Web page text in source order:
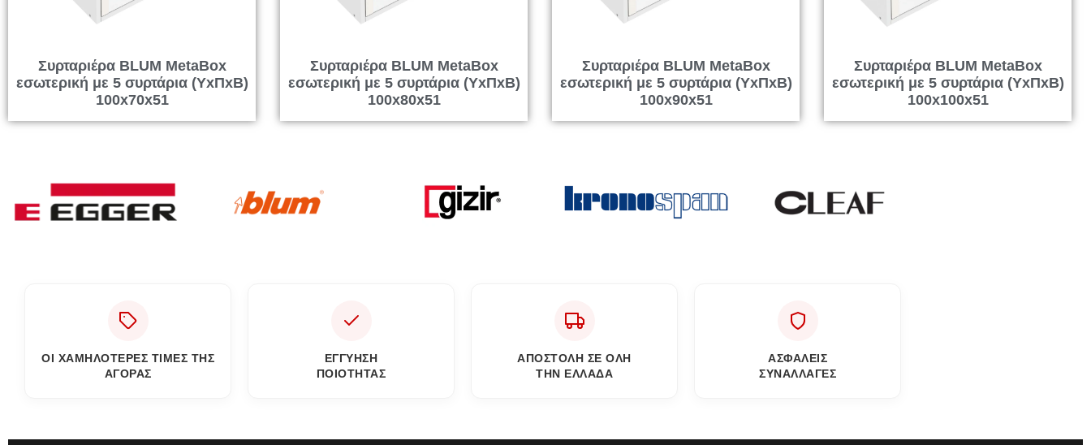
Συρταριέρα BLUM MetaBox
εσωτερική με 5 συρτάρια (ΥxΠxΒ)
100x70x51
Συρταριέρα BLUM MetaBox
εσωτερική με 5 συρτάρια (ΥxΠxΒ)
100x80x51
Συρταριέρα BLUM MetaBox
εσωτερική με 5 συρτάρια (ΥxΠxΒ)
100x90x51
Συρταριέρα BLUM MetaBox
εσωτερική με 5 συρτάρια (ΥxΠxΒ)
100x100x51
ΟΙ ΧΑΜΗΛΟΤΕΡΕΣ ΤΙΜΕΣ ΤΗΣ
ΑΓΟΡΑΣ
ΕΓΓΎΗΣΗ
ΠΟΙΌΤΗΤΑΣ
ΑΠΟΣΤΟΛΗ ΣΕ ΟΛΗ
ΤΗΝ ΕΛΛΑΔΑ
ΑΣΦΑΛΕΙΣ
ΣΥΝΑΛΛΑΓΕΣ